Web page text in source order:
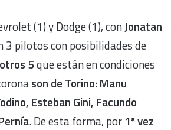
(1) y Dodge (1), conJonatan
3 pilotos con posibilidades de
5que están en condiciones
son de Torino:Manu
Esteban Gini, Facundo
. De esta forma, por 1ª vez